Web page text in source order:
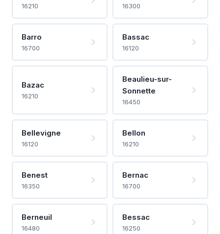
16210 16300
Barro
16700
Bassac
16120
Bazac
16210
Beaulieu-sur-
Sonnette
16450
Bellevigne
16120
Bellon
16210
Benest
16350
Bernac
16700
Berneuil
16480
Bessac
16250